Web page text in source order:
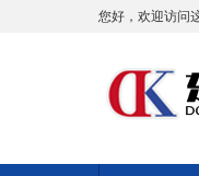
您好，欢迎访问